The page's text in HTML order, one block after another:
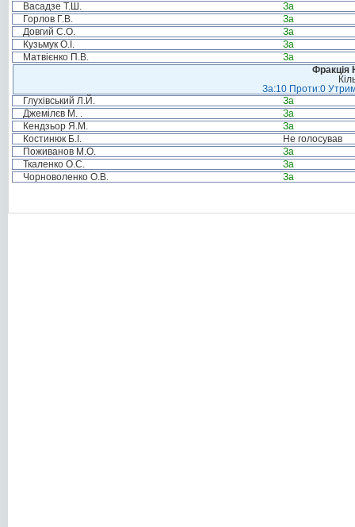
Васадзе Т.Ш.
За
Горлов Г.В.
За
Довгий С.О.
За
Кузьмук О.І.
За
Матвієнко П.В.
За
Фракція
За:10 Проти:0
Глухівський Л.Й.
За
Джемілєв М. .
За
Кендзьор Я.М.
За
Костинюк Б.І.
Не голосував
Поживанов М.О.
За
Ткаленко О.С.
За
Чорноволенко О.В.
За